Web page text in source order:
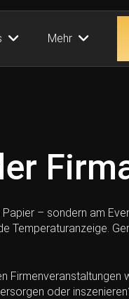
Mehr
– sondern am
Temperaturanzeige.
oder